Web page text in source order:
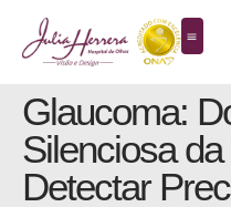
Glaucoma:
Silenciosa
Detectar